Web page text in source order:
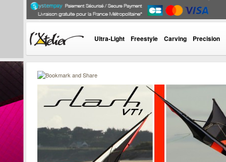
Ultra-Light Freestyle Carving Precision